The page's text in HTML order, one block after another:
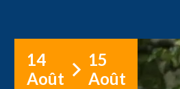
14
Août
15
Août